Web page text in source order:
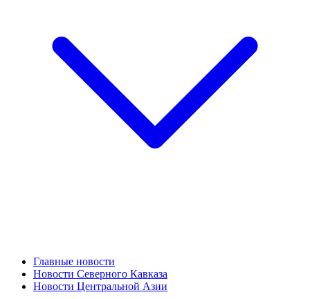
Главные новости
Новости Северного Кавказа
Новости Центральной Азии